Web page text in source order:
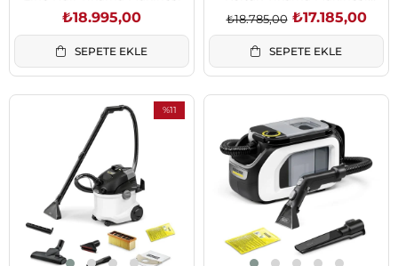
₺18.995,00
SEPETE EKLE
(1.081-150.0)
₺17.185,00
₺18.785,00
SEPETE EKLE
%11